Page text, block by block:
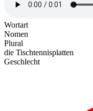
Wortart
Nomen
Plural
die Tischtennisplatten
Geschlecht